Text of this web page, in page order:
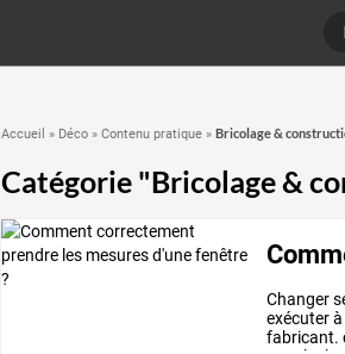
Accueil » Déco» Contenu pratique» Bricolage &
Catégorie "Bricolage &
Changer
exécuterà
fabricant.